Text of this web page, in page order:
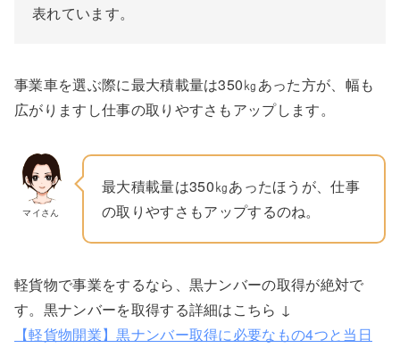
表れています。
事業車を選ぶ際に最大積載量は350㎏あった方が、幅も
広がりますし仕事の取りやすさもアップします。
マイさん
最大積載量は350㎏あったほうが、仕事
の取りやすさもアップするのね。
軽貨物で事業をするなら、黒ナンバーの取得が絶対で
す。黒ナンバーを取得する詳細はこちら ↓
【軽貨物開業】黒ナンバー取得に必要なもの4つと当日